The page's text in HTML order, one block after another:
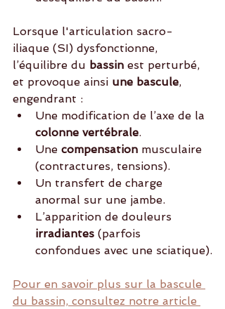
Lorsque l'articulation sacro-
iliaque (SI) dysfonctionne,
l’équilibre du bassin est perturbé,
et provoque ainsi une bascule,
engendrant :
Une modification de l’axe de la
colonne vertébrale.
Une compensation musculaire
(contractures, tensions).
Un transfert de charge
anormal sur une jambe.
L’apparition de douleurs
irradiantes (parfois
confondues avec une sciatique).
Pour en savoir plus sur la bascule
du bassin, consultez notre article